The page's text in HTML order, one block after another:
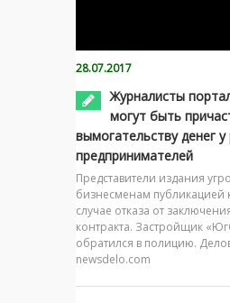
28.07.2017
Журналисты
могут быть
вымогательству денег у
предпринимателей
Представители издания
бизнесменам публикацией
случае отказа от
контракта. Застройщик
обратился в полицию.
newsdelo.com